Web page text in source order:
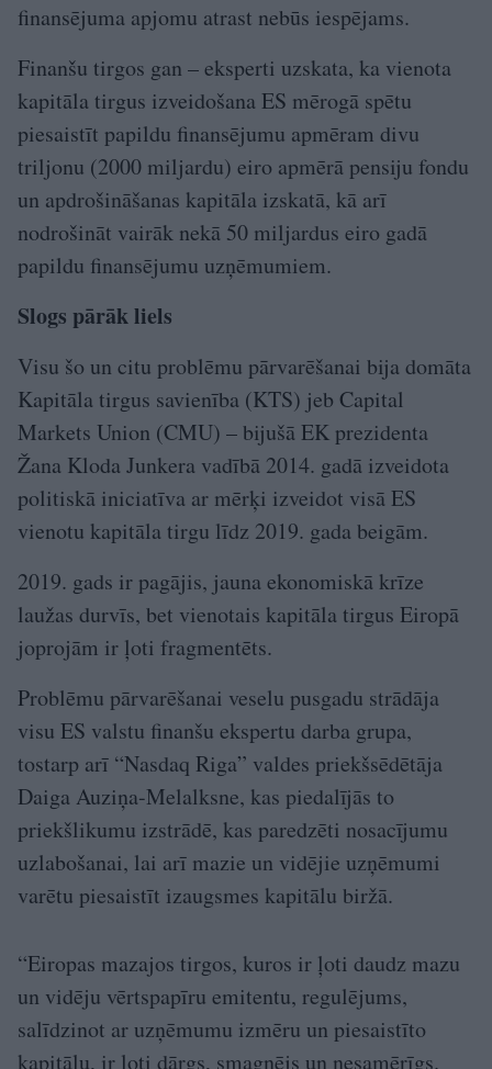
finansējuma apjomu atrast nebūs iespējams.
Finanšu tirgos gan – eksperti uzskata, ka vienota
kapitāla tirgus izveidošana ES mērogā spētu
piesaistīt papildu finansējumu apmēram divu
triljonu (2000 miljardu) eiro apmērā pensiju fondu
un apdrošināšanas kapitāla izskatā, kā arī
nodrošināt vairāk nekā 50 miljardus eiro gadā
papildu finansējumu uzņēmumiem.
Slogs pārāk liels
Visu šo un citu problēmu pārvarēšanai bija domāta
Kapitāla tirgus savienība (KTS) jeb Capital
Markets Union (CMU) – bijušā EK prezidenta
Žana Kloda Junkera vadībā 2014. gadā izveidota
politiskā iniciatīva ar mērķi izveidot visā ES
vienotu kapitāla tirgu līdz 2019. gada beigām.
2019. gads ir pagājis, jauna ekonomiskā krīze
laužas durvīs, bet vienotais kapitāla tirgus Eiropā
joprojām ir ļoti fragmentēts.
Pro­blēmu pārvarēšanai veselu pusgadu strādāja
visu ES valstu finanšu ekspertu darba grupa,
tostarp arī “Nasdaq Riga” valdes priekšsēdētāja
Daiga Auziņa-Melalksne, kas piedalījās to
priekšlikumu izstrādē, kas paredzēti nosacījumu
uzlabošanai, lai arī mazie un vidējie uzņēmumi
varētu piesaistīt izaugsmes kapitālu biržā.
“Eiropas mazajos tirgos, kuros ir ļoti daudz mazu
un vidēju vērtspapīru emitentu, regulējums,
salīdzinot ar uzņēmumu izmēru un piesaistīto
kapitālu, ir ļoti dārgs, smagnējs un nesamērīgs.